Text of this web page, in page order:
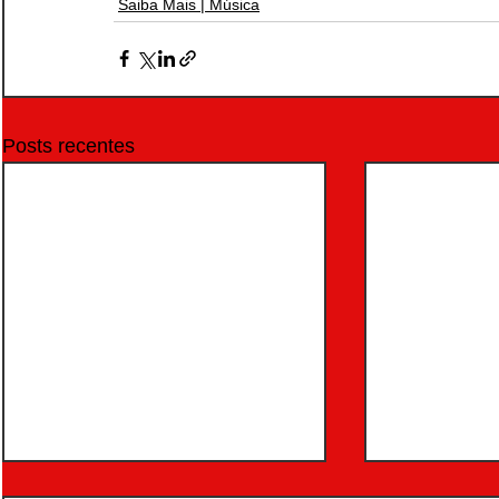
Saiba Mais | Música
Posts recentes